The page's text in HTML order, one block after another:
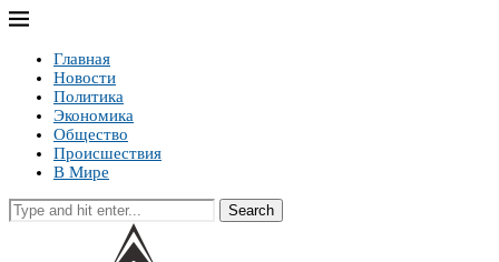
Главная
Новости
Политика
Экономика
Общество
Происшествия
В Мире
Search